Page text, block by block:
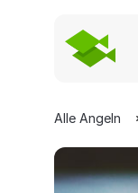
Alle Angeln